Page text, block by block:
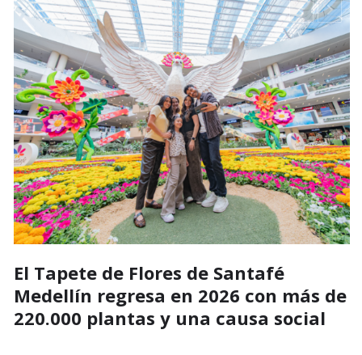
El Tapete de Flores de Santafé
Medellín regresa en 2026 con más de
220.000 plantas y una causa social